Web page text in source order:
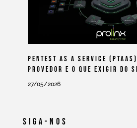
Pentest As A Service
Provedor E O Que Exigir Do
27/05/2026
Siga-Nos